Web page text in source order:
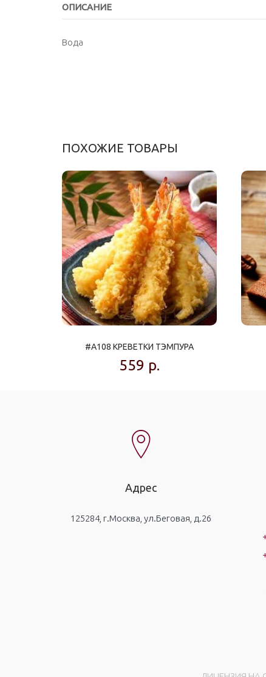
ОПИСАНИЕ
Вода
ПОХОЖИЕ ТОВАРЫ
#A108 КРЕВЕТКИ ТЭМПУРА
559 р.
Адрес
125284, г.Москва, ул.Беговая, д.26